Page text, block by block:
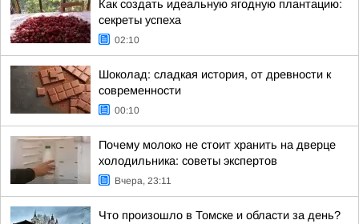
Как создать идеальную ягодную плантацию:
секреты успеха
02:10
Шоколад: сладкая история, от древности к
современности
00:10
Почему молоко не стоит хранить на дверце
холодильника: советы экспертов
Вчера, 23:11
Что произошло в Томске и области за день?